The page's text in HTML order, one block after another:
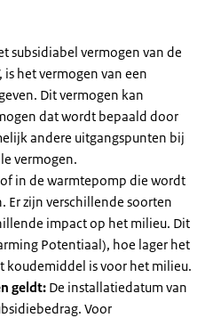
subsidiabel vermogen van de
het vermogen van een
Dit vermogen kan
dat wordt bepaald door
andere uitgangspunten bij
vermogen.
in de warmtepomp die wordt
Er zijn verschillende soorten
impact op het milieu. Dit
Potentiaal), hoe lager het
koudemiddel is voor het milieu.
geldt: De installatiedatum van
Voor